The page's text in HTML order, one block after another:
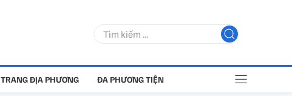
TRANG ĐỊA PHƯƠNG ĐA PHƯƠNG TIỆN